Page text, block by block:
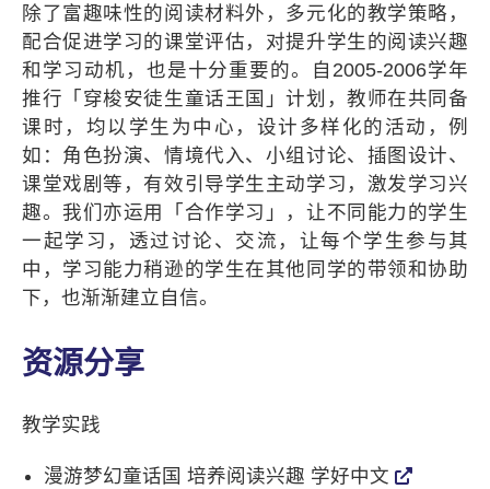
除了富趣味性的阅读材料外，多元化的教学策略，
配合促进学习的课堂评估，对提升学生的阅读兴趣
和学习动机，也是十分重要的。自2005-2006学年
推行「穿梭安徒生童话王国」计划，教师在共同备
课时，均以学生为中心，设计多样化的活动，例
如：角色扮演、情境代入、小组讨论、插图设计、
课堂戏剧等，有效引导学生主动学习，激发学习兴
趣。我们亦运用「合作学习」，让不同能力的学生
一起学习，透过讨论、交流，让每个学生参与其
中，学习能力稍逊的学生在其他同学的带领和协助
下，也渐渐建立自信。
资源分享
教学实践
漫游梦幻童话国 培养阅读兴趣 学好中文